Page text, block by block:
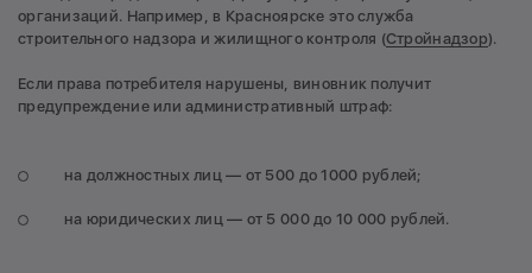
организаций. Например, в Красноярске это служба
строительного надзора и жилищного контроля (Стройнадзор).
Если права потребителя нарушены, виновник получит
предупреждение или административный штраф:
на должностных лиц — от 500 до 1000 рублей;
на юридических лиц — от 5 000 до 10 000 рублей.